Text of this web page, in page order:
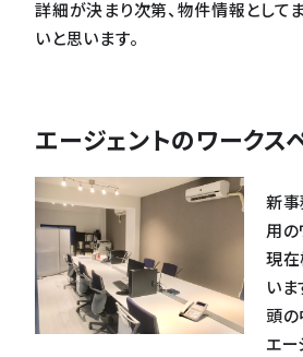
詳細が決まり次第、物件情報として
いと思います。
エージェントのワークス
新事
用の
現在
いま
頭の
エー